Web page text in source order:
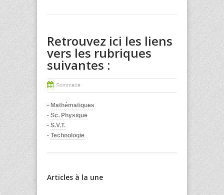
Retrouvez ici les liens
vers les rubriques
suivantes :
Sommaire
- Mathématiques
- Sc. Physique
- S.V.T.
- Technologie
Articles à la une